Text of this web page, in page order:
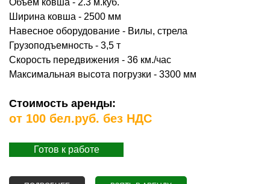
Ширина ковша - 2500 мм
Навесное оборудование - Вилы, стрела
Грузоподъемность - 3,5 т
Скорость передвижения - 36 км./час
Максимальная высота погрузки - 3300 мм
Стоимость аренды:
от 100 бел.руб. без НДС
Готов к работе